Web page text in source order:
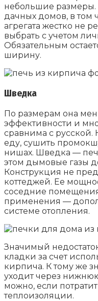
небольшие размеры.
дачных домов, в том
агрегата жестко не
выбрать с учетом
Обязательным
ширину.
Шведка
По размерам она
эффективности и
сравнима с русской.
еду, сушить
нишах. Шведка —
этом дымовые газы
Конструкция не
коттеджей. Ее
соседние
применения —
системе отопления.
Значимый
кладки за счет
кирпича. К тому же
уходит через нижнюю
можно, если
теплоизоляции.